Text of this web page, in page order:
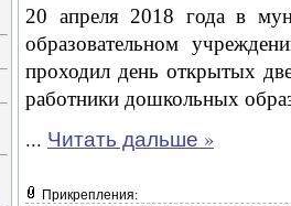
20 апреля 2018 года в
образовательном
проходил день открытых
работники дошкольных
... Читать дальше »
Прикрепления: